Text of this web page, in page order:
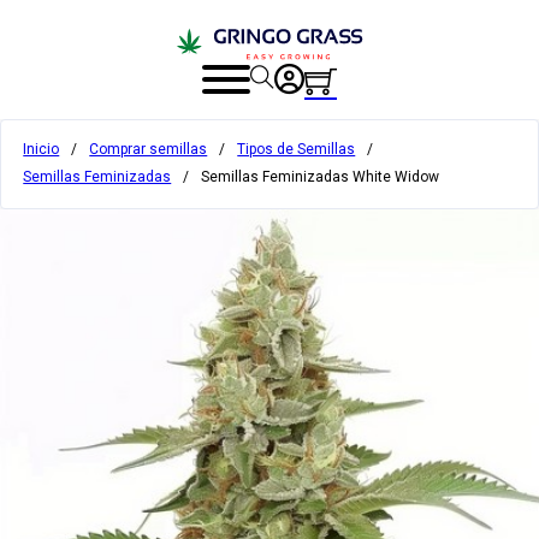
Inicio / Comprar semillas / Tipos de Semillas
/
Semillas Feminizadas
/ Semillas Feminizadas White Widow